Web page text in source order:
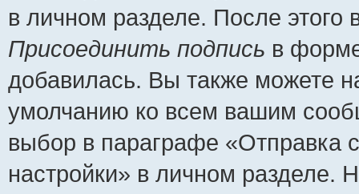
в личном разделе. После
Присоединить подпись в
добавилась. Вы также можете
умолчанию ко всем вашим
выбор в параграфе «Отправка
настройки» в личном разделе.